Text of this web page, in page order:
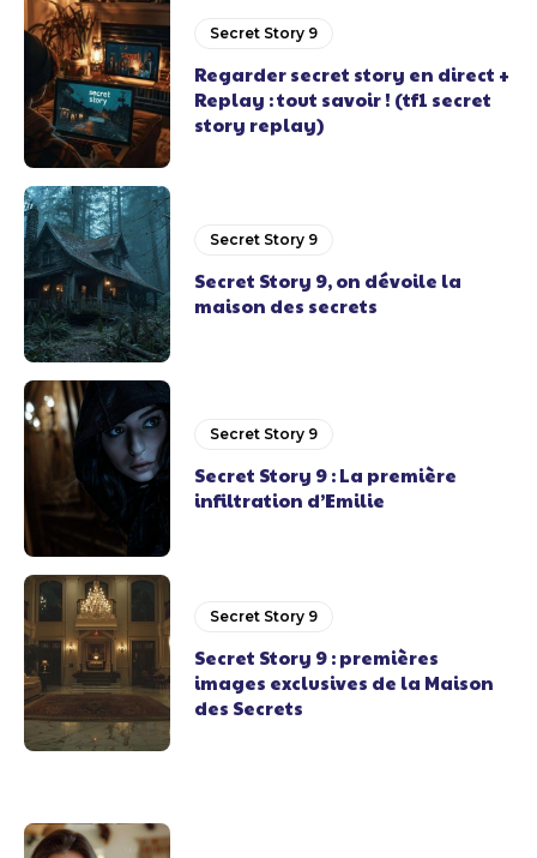
Secret Story 9
Regarder secret story en direct +
Replay : tout savoir ! (tf1 secret
story replay)
Secret Story 9
Secret Story 9, on dévoile la
maison des secrets
Secret Story 9
Secret Story 9 : La première
infiltration d’Emilie
Secret Story 9
Secret Story 9 : premières
images exclusives de la Maison
des Secrets